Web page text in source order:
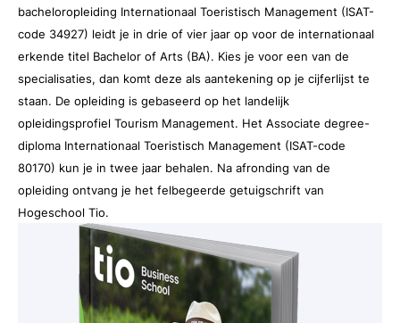
bacheloropleiding Internationaal Toeristisch Management (ISAT-
code 34927) leidt je in drie of vier jaar op voor de internationaal
erkende titel Bachelor of Arts (BA). Kies je voor een van de
specialisaties, dan komt deze als aantekening op je cijferlijst te
staan. De opleiding is gebaseerd op het landelijk
opleidingsprofiel Tourism Management. Het Associate degree-
diploma Internationaal Toeristisch Management (ISAT-code
80170) kun je in twee jaar behalen. Na afronding van de
opleiding ontvang je het felbegeerde getuigschrift van
Hogeschool Tio.